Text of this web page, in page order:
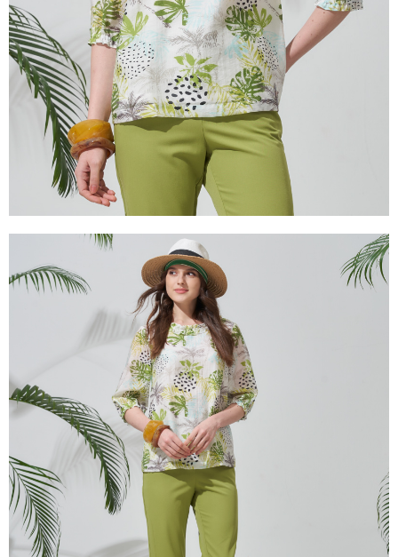
【注意事項】
１．透過由恩沛科技股份有限公司提供之「AFTEE先享後付」服務完成之交
易，需依本服務之必要範圍內提供個人資料，並將交易相關給付款項請求債
權轉讓予恩沛科技股份有限公司。
２．關於個人資料處理事宜，請瀏覽以下網址：
https://aftee.tw/terms/#terms3
３．未成年的使用者請事先徵得法定代理人或監護人之同意方可使用
「AFTEE先享後付」，若未經同意申辦者引起之損失，本公司不負相關責
４．使用「AFTEE先享後付」時，將依據個別帳號之用戶狀況，依本公司即
時審查核予不同之上限額度；若仍有額度不足之情形，本公司將視審查結果
請求用戶進行身份認證。
５．嚴禁一人註冊多個帳號或使用他人資訊註冊。若發現惡意使用之情形，